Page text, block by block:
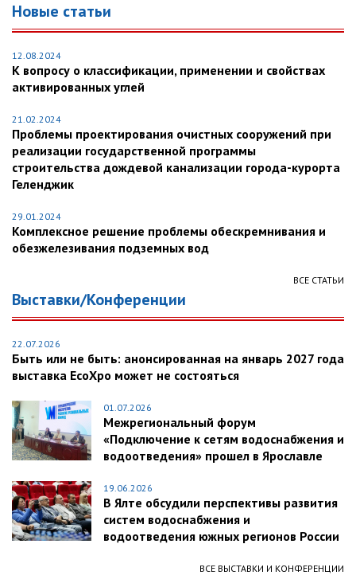
Новые статьи
12.08.2024
К вопросу о классификации, применении и свойствах
активированных углей
21.02.2024
Проблемы проектирования очистных сооружений при
реализации государственной программы
строительства дождевой канализации города-курорта
Геленджик
29.01.2024
Комплексное решение проблемы обескремнивания и
обезжелезивания подземных вод
ВСЕ СТАТЬИ
Выставки/Конференции
22.07.2026
Быть или не быть: анонсированная на январь 2027 года
выставка EcoXpo может не состояться
01.07.2026
Межрегиональный форум
«Подключение к сетям водоснабжения и
водоотведения» прошел в Ярославле
19.06.2026
В Ялте обсудили перспективы развития
систем водоснабжения и
водоотведения южных регионов России
ВСЕ ВЫСТАВКИ И КОНФЕРЕНЦИИ